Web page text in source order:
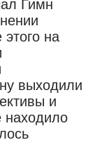
Гимн
на
выходили
и
находило